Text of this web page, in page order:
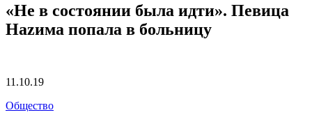
«Не в состоянии была идти». Певица
Наzима попала в больницу
11.10.19
Общество